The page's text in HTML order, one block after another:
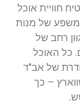
חוויית אוכל
משפע של מנות
רחב של
כל האוכל
של אב"ד
– כך